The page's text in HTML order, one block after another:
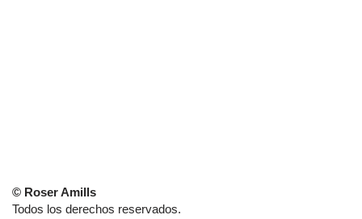
© Roser Amills
Todos los derechos reservados.